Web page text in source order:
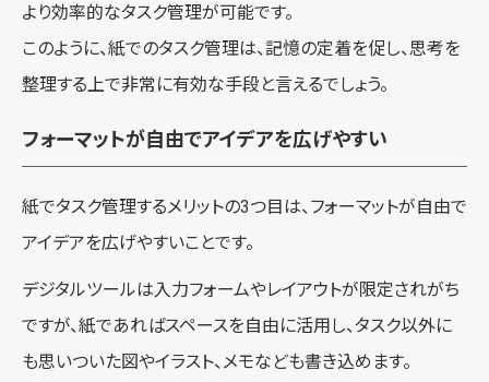
より効率的なタスク管理が可能です。
このように、紙でのタスク管理は、記憶の定着を促し、思考を
整理する上で非常に有効な手段と言えるでしょう。
フォーマットが自由でアイデアを広げやすい
紙でタスク管理するメリットの3つ目は、フォーマットが自由で
アイデアを広げやすいことです。
デジタルツールは入力フォームやレイアウトが限定されがち
ですが、紙であればスペースを自由に活用し、タスク以外に
も思いついた図やイラスト、メモなども書き込めます。